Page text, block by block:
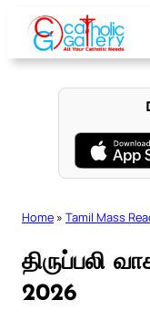
content
Home » Tamil Mass
திருப்பலி
2026